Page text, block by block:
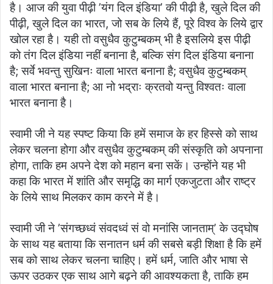
है। आज की युवा पीढ़ी ’यंग दिल इंडिया’ की पीढ़ी है, खुले दिल की
पीढ़ी, खुले दिल का भारत, जो सब के लिये हैं, पूरे विश्व के लिये द्वार
खोल रहा है। यही तो वसुधैव कुटुम्बकम् भी है इसलिये इस पीढ़ी
को तंग दिल इंडिया नहीं बनाना है, बल्कि संग दिल इंडिया बनाना
है; सर्वे भवन्तु सुखिनः वाला भारत बनाना है; वसुधैव कुटुम्बकम्
वाला भारत बनाना है; आ नो भद्राः क्रतवो यन्तु विश्वतः वाला
भारत बनाना है।
स्वामी जी ने यह स्पष्ट किया कि हमें समाज के हर हिस्से को साथ
लेकर चलना होगा और वसुधैव कुटुम्बकम् की संस्कृति को अपनाना
होगा, ताकि हम अपने देश को महान बना सकें। उन्होंने यह भी
कहा कि भारत में शांति और समृद्धि का मार्ग एकजुटता और राष्ट्र
के लिये साथ मिलकर काम करने में है।
स्वामी जी ने ’संगच्छध्वं संवदध्वं सं वो मनांसि जानताम्’ के उद्घोष
के साथ यह बताया कि सनातन धर्म की सबसे बड़ी शिक्षा है कि हमें
सब को साथ लेकर चलना चाहिए। हमें धर्म, जाति और भाषा से
ऊपर उठकर एक साथ आगे बढ़ने की आवश्यकता है, ताकि हम